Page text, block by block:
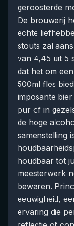
geroosterde
De brouwerij
echte
stouts zal
van 4,45 uit 5
dat het om
500ml fles
imposante
pur of in
de hoge
samenstelling
houdbaar tot
meesterwerk
bewaren.
eeuwigheid,
ervaring die